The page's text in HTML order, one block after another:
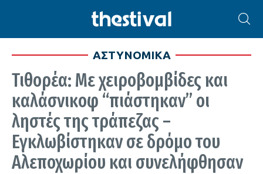
ΑΣΤΥΝΟΜΙΚΑ
Τιθορέα: Με χειροβομβίδες και
καλάσνικοφ “πιάστηκαν” οι
ληστές της τράπεζας –
Εγκλωβίστηκαν σε δρόμο του
Αλεποχωρίου και συνελήφθησαν